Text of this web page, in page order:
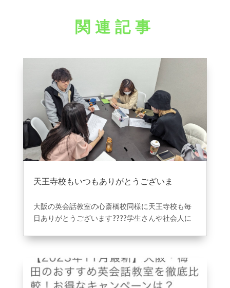
関連記事
天王寺校もいつもありがとうございま
大阪の英会話教室の心斎橋校同様に天王寺校も毎
日ありがとうございます????学生さんや社会人に
＾安心のできる環境作りと沢山学べる環境をより
王寺校は初めは人も少ないのでメリット沢山です
よ✨先生達も心斎橋校から順番に回っていきます